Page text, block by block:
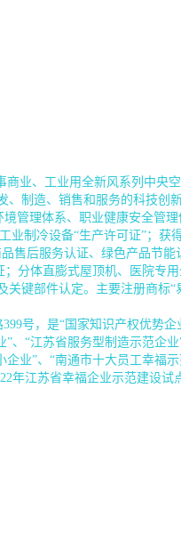
业、工业用全新风系列中央
、制造、销售和服务的科技创
管理体系、职业健康安全管
业制冷设备“生产许可证”；获
售后服务认证、绿色产品节能
分体直膨式屋顶机、医院专
键部件认定。主要注册商标“
号，是“国家知识产权优势企
、“江苏省服务型制造示范企业
业”、“南通市十大员工幸福示
年江苏省幸福企业示范建设试